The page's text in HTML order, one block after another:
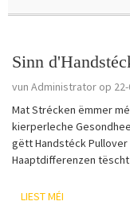
Sinn
vun Administrator op 22-
Mat Strécken ëmmer
kierperleche
gëtt Handstéck Pullover
Haaptdifferenzen
LIEST MÉI